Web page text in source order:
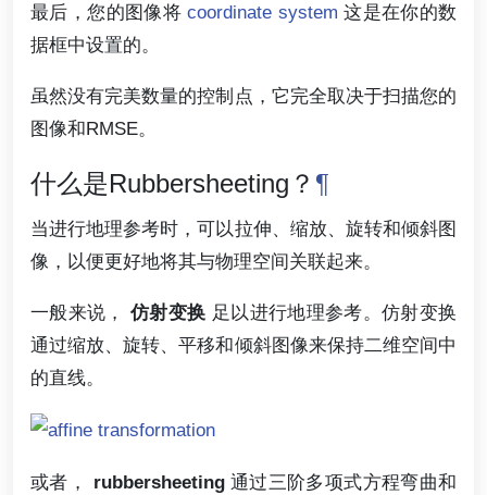
最后，您的图像将coordinate system 这是在你的数
据框中设置的。
虽然没有完美数量的控制点，它完全取决于扫描您的
图像和RMSE。
什么是Rubbersheeting？ ¶
当进行地理参考时，可以拉伸、缩放、旋转和倾斜图
像，以便更好地将其与物理空间关联起来。
一般来说，仿射变换 足以进行地理参考。仿射变换
通过缩放、旋转、平移和倾斜图像来保持二维空间中
的直线。
或者， rubbersheeting通过三阶多项式方程弯曲和